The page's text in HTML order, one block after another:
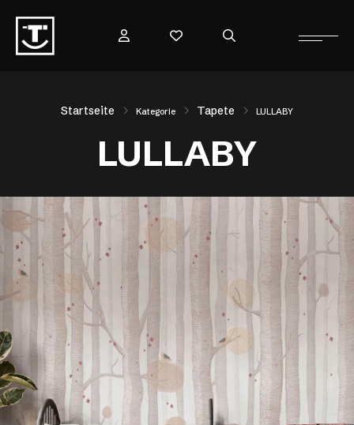
Startseite Kategorie Tapete LULLABY
LULLABY